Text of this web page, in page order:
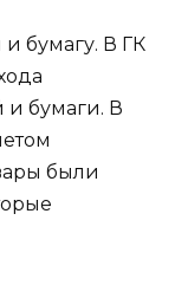
бумагу. В ГК
и бумаги. В
были